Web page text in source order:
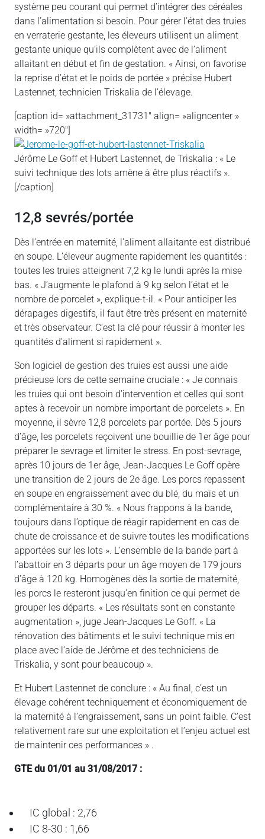
système peu courant qui permet d’intégrer des céréales
dans l’alimentation si besoin. Pour gérer l’état des truies
en verraterie gestante, les éleveurs utilisent un aliment
gestante unique qu’ils complètent avec de l’aliment
allaitant en début et fin de gestation. « Ainsi, on favorise
la reprise d’état et le poids de portée » précise Hubert
Lastennet, technicien Triskalia de l’élevage.
[caption id= »attachment_31731″ align= »aligncenter »
width= »720″]
Jérôme Le Goff et Hubert Lastennet, de Triskalia : « Le
suivi technique des lots amène à être plus réactifs ».
[/caption]
12,8 sevrés/portée
Dès l’entrée en maternité, l’aliment allaitante est distribué
en soupe. L’éleveur augmente rapidement les quantités :
toutes les truies atteignent 7,2 kg le lundi après la mise
bas. « J’augmente le plafond à 9 kg selon l’état et le
nombre de porcelet », explique-t-il. « Pour anticiper les
dérapages digestifs, il faut être très présent en maternité
et très observateur. C’est la clé pour réussir à monter les
quantités d’aliment si rapidement ».
Son logiciel de gestion des truies est aussi une aide
précieuse lors de cette semaine cruciale : « Je connais
les truies qui ont besoin d’intervention et celles qui sont
aptes à recevoir un nombre important de porcelets ». En
moyenne, il sèvre 12,8 porcelets par portée. Dès 5 jours
d’âge, les porcelets reçoivent une bouillie de 1er âge pour
préparer le sevrage et limiter le stress. En post-sevrage,
après 10 jours de 1er âge, Jean-Jacques Le Goff opère
une transition de 2 jours de 2e âge. Les porcs repassent
en soupe en engraissement avec du blé, du maïs et un
complémentaire à 30 %. « Nous frappons à la bande,
toujours dans l’optique de réagir rapidement en cas de
chute de croissance et de suivre toutes les modifications
apportées sur les lots ». L’ensemble de la bande part à
l’abattoir en 3 départs pour un âge moyen de 179 jours
d’âge à 120 kg. Homogènes dès la sortie de maternité,
les porcs le resteront jusqu’en finition ce qui permet de
grouper les départs. « Les résultats sont en constante
augmentation », juge Jean-Jacques Le Goff. « La
rénovation des bâtiments et le suivi technique mis en
place avec l’aide de Jérôme et des techniciens de
Triskalia, y sont pour beaucoup ».
Et Hubert Lastennet de conclure : « Au final, c’est un
élevage cohérent techniquement et économiquement de
la maternité à l’engraissement, sans un point faible. C’est
relativement rare sur une exploitation et l’enjeu actuel est
de maintenir ces performances » .
GTE du 01/01 au 31/08/2017 :
IC global : 2,76
IC 8-30 : 1,66